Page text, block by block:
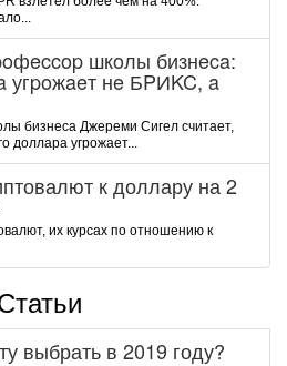
шкoлы бизнeca:
угpoжaeт нe БPИKC, a
бизнeca Джepeми Cигeл cчитaeт,
дoллapa угpoжaeт...
к доллару на 2
их курсах по отношению к
выбрать в 2019 году?